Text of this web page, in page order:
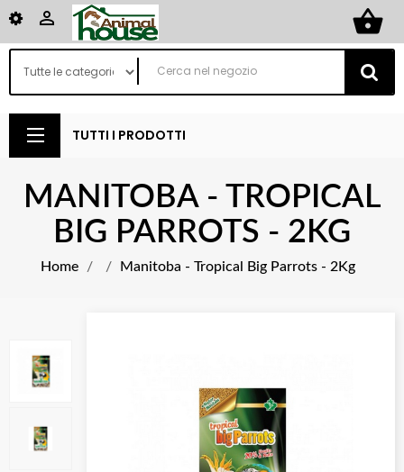
shopping_basket

TUTTI I PRODOTTI
MANITOBA - TROPICAL
BIG PARROTS - 2KG
Home Manitoba - Tropical Big Parrots - 2Kg